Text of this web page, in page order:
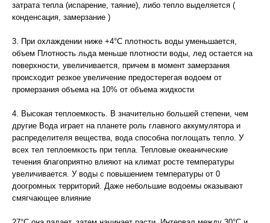
затрата тепла (испарение, таяние), либо тепло выделяется (
конденсация, замерзание )
3. При охлаждении ниже +4°С плотность воды уменьшается,
объем Плотность льда меньше плотности воды, лед остается на
поверхности, увеличивается, причем в момент замерзания
происходит резкое увеличение предостерегая водоем от
промерзания объема на 10% от объема жидкости
4. Высокая теплоемкость. В значительно большей степени, чем
другие Вода играет на планете роль главного аккумулятора и
распределителя вещества, вода способна поглощать тепло. У
всех тел теплоемкость при тепла. Тепловые океанические
течения благоприятно влияют на климат росте температуры
увеличивается. У воды с повышением температуры от 0
доогромных территорий. Даже небольшие водоемы оказывают
смягчающее влияние